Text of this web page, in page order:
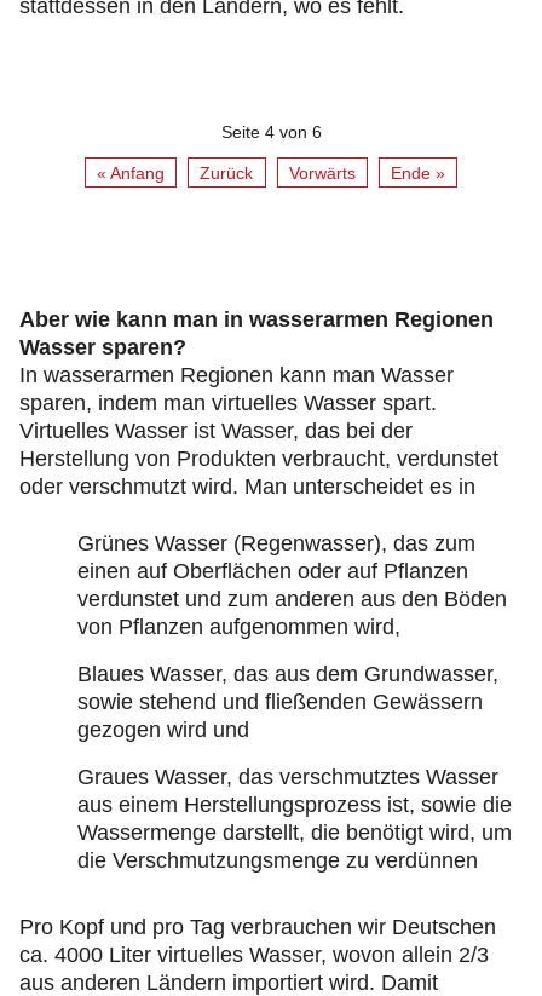
stattdessen in den Ländern, wo es fehlt.
Seite 4 von 6
« Anfang Zurück Vorwärts Ende »
Aber wie kann man in wasserarmen Regionen
Wasser sparen?
In wasserarmen Regionen kann man Wasser
sparen, indem man virtuelles Wasser spart.
Virtuelles Wasser ist Wasser, das bei der
Herstellung von Produkten verbraucht, verdunstet
oder verschmutzt wird. Man unterscheidet es in
Grünes Wasser (Regenwasser), das zum
einen auf Oberflächen oder auf Pflanzen
verdunstet und zum anderen aus den Böden
von Pflanzen aufgenommen wird,
Blaues Wasser, das aus dem Grundwasser,
sowie stehend und fließenden Gewässern
gezogen wird und
Graues Wasser, das verschmutztes Wasser
aus einem Herstellungsprozess ist, sowie die
Wassermenge darstellt, die benötigt wird, um
die Verschmutzungsmenge zu verdünnen
Pro Kopf und pro Tag verbrauchen wir Deutschen
ca. 4000 Liter virtuelles Wasser, wovon allein 2/3
aus anderen Ländern importiert wird. Damit